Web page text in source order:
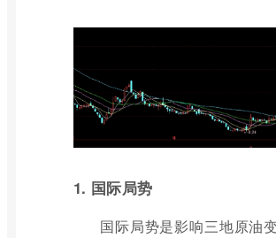
1. 国际局势
国际局势是影响三地原油